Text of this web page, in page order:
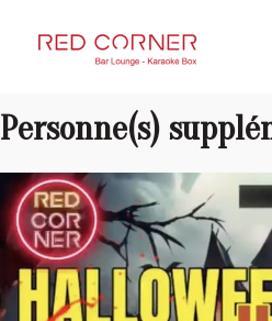
RED CORNER
Personne(s)